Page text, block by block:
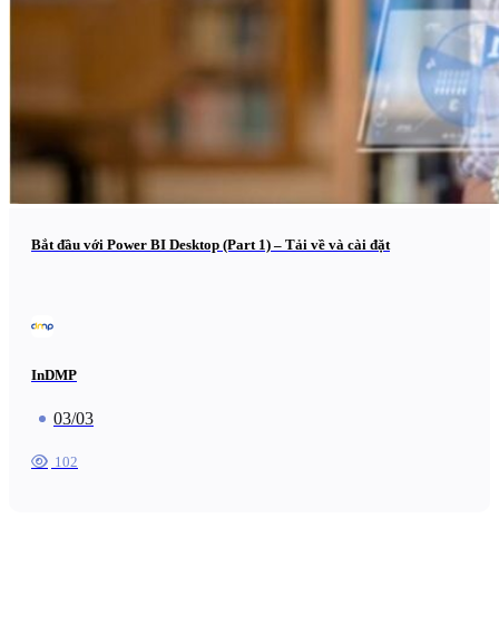
Bắt đầu với Power BI Desktop (Part 1) – Tải về và cài đặt
InDMP
03/03
102